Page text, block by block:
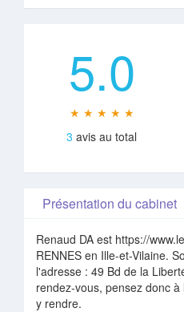
5.0
★ ★ ★ ★ ★
3 avis au total
Présentation du cabinet
Renaud DA est https://
RENNES en Ille-et-Vilaine.
l'adresse : 49 Bd de la
rendez-vous, pensez donc
y rendre.